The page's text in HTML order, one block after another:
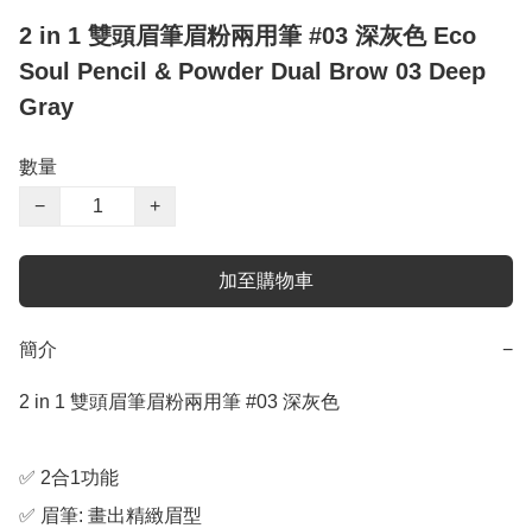
2 in 1 雙頭眉筆眉粉兩用筆 #03 深灰色 Eco
Soul Pencil & Powder Dual Brow 03 Deep
Gray
數量
−
+
加至購物車
簡介 −
2 in 1 雙頭眉筆眉粉兩用筆 #03 深灰色
✅ 2合1功能
✅ 眉筆: 畫出精緻眉型